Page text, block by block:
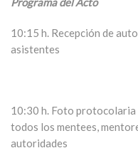
10:15 h. Recepción de
asistentes
10:30 h. Foto protocolaria
todos los mentees,
autoridades